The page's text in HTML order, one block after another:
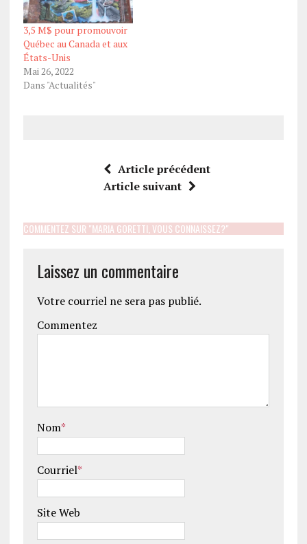
3,5 M$ pour promouvoir
Québec au Canada et aux
États-Unis
Mai 26, 2022
Dans "Actualités"
Article précédent
Article suivant
COMMENTEZ SUR "MARIA GORETTI, VOUS CONNAISSEZ?"
Laissez un commentaire
Votre courriel ne sera pas publié.
Commentez
Nom*
Courriel*
Site Web